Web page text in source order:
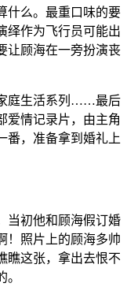
么。最重口味的要
绎作为飞行员可能出
让顾海在一旁扮演丧
庭生活系列……最后
爱情记录片，由主角
番，准备拿到婚礼上
当初他和顾海假订婚
！照片上的顾海多帅
瞧这张，拿出去恨不